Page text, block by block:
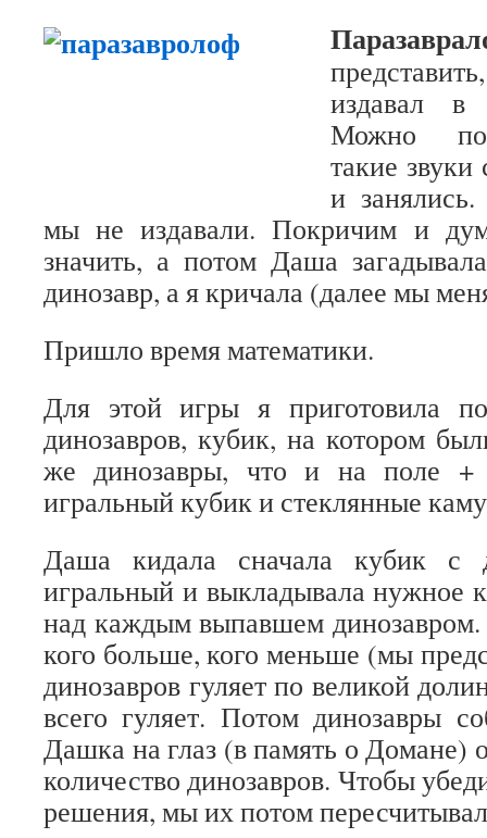
издавал в
Можно
такие
и
мы не издавали. Покричим и
значить, а потом Даша
динозавр, а я кричала (далее мы
Пришло время математики.
Для этой игры я приготовила
динозавров, кубик, на котором
же динозавры, что и на поле
игральный кубик и стеклянные
Даша кидала сначала кубик с
игральный и выкладывала нужное
над каждым выпавшем
кого больше, кого меньше (мы
динозавров гуляет по великой
всего гуляет. Потом динозавры
Дашка на глаз (в память о Домане)
количество динозавров. Чтобы
решения, мы их потом